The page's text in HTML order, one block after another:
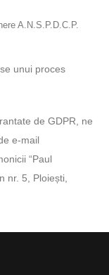
A.N.S.P.D.C.P.
unui proces
de GDPR, ne
e-mail
“Paul
nr. 5, Ploiești,